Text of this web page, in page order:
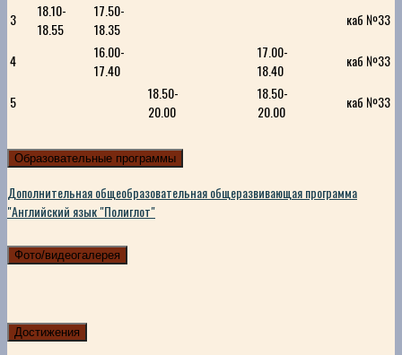
3
18.10-
18.55
17.50-
18.35
каб №33
4
16.00-
17.40
17.00-
18.40
каб №33
5
18.50-
20.00
18.50-
20.00
каб №33
Образовательные программы
Дополнительная общеобразовательная общеразвивающая программа
"Английский язык "Полиглот"
Фото/видеогалерея
Достижения